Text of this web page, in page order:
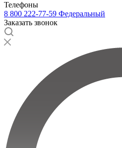
Телефоны
8 800 222-77-59 Федеральный
Заказать звонок